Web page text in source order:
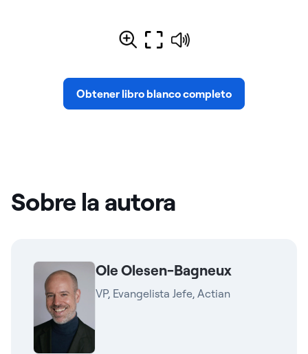
Obtener libro blanco completo
Sobre la autora
Ole Olesen-Bagneux
VP, Evangelista Jefe, Actian